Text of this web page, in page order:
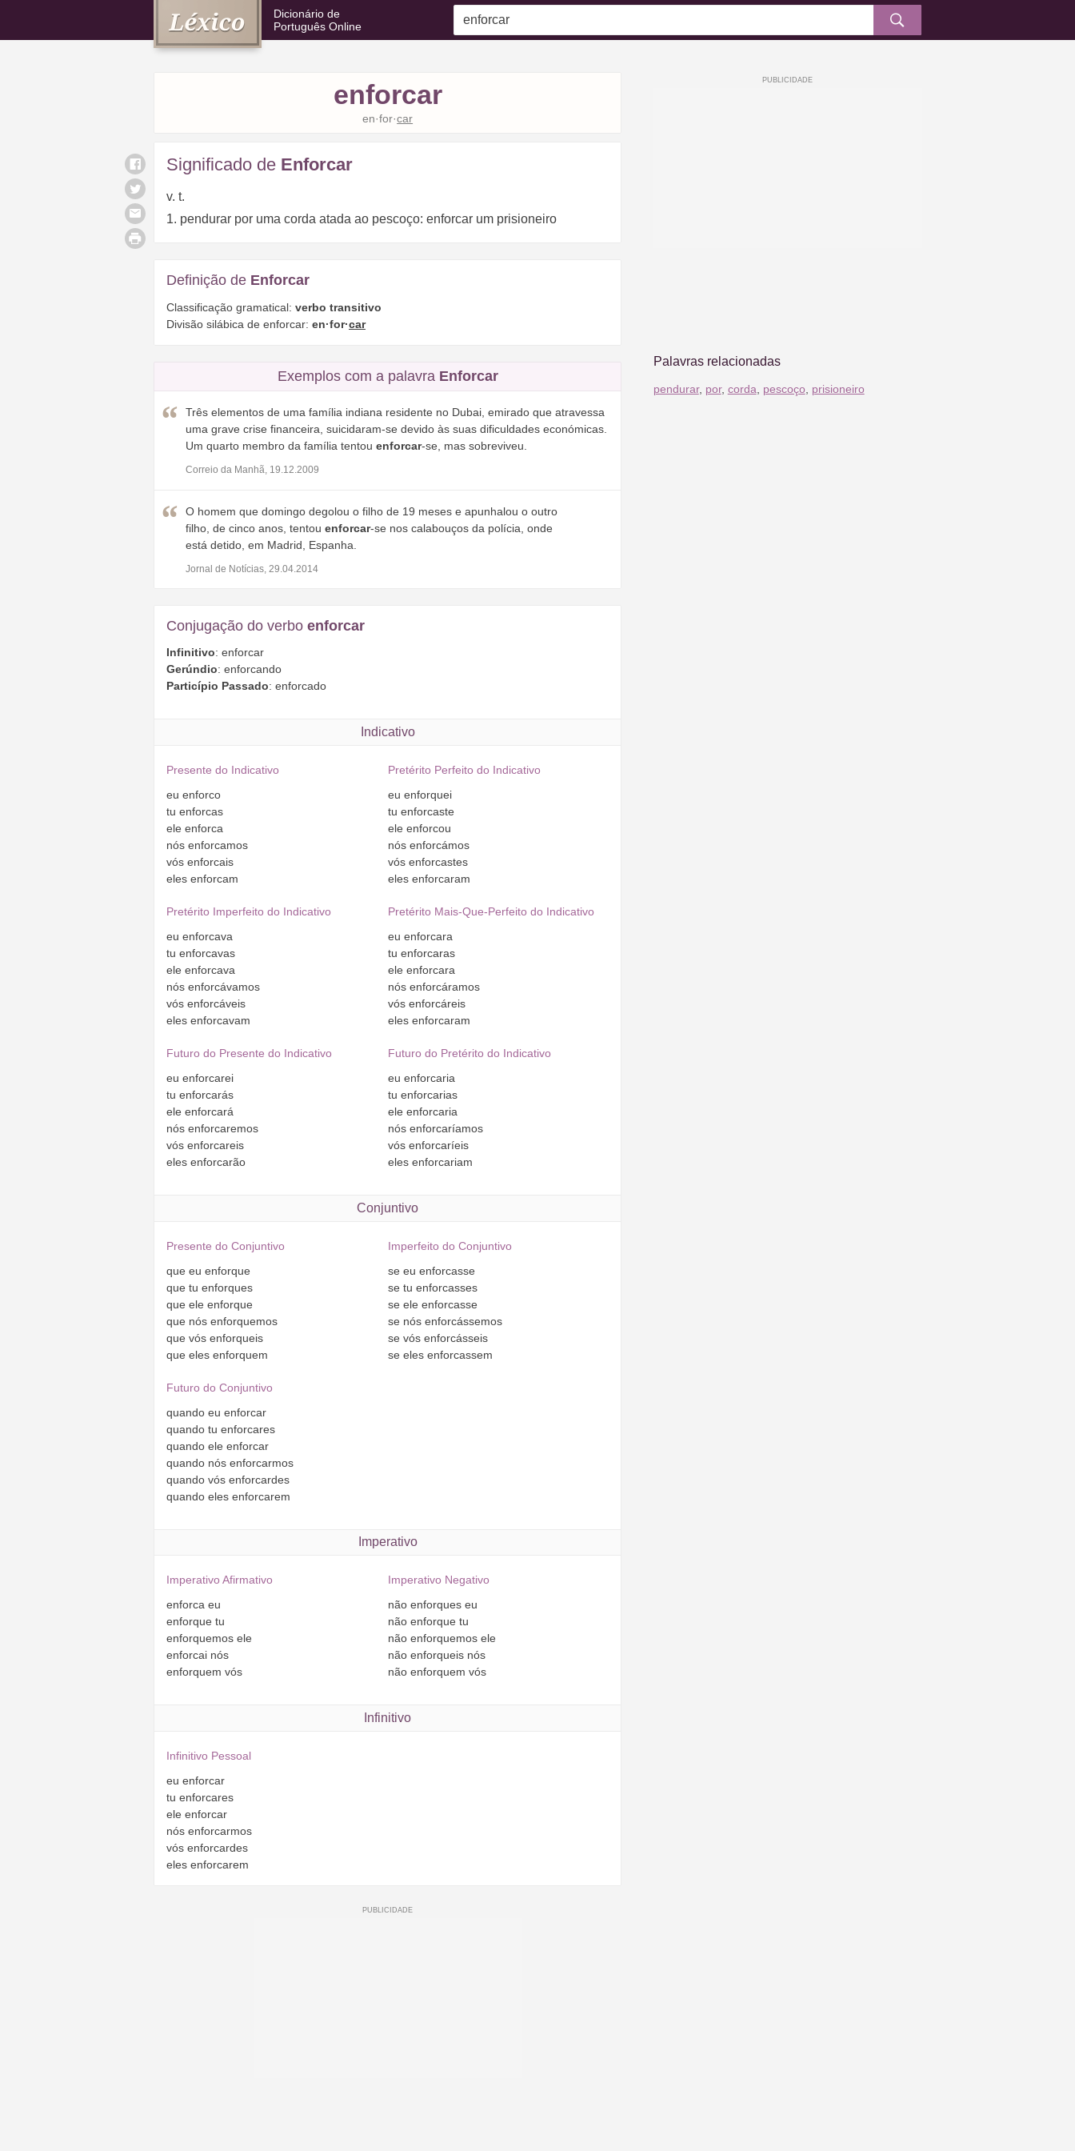
Dicionário de
Português Online
enforcar
en·for·car
Significado de Enforcar
v. t.
1. pendurar por uma corda atada ao pescoço: enforcar um prisioneiro
Definição de Enforcar
Classificação gramatical: verbo transitivo
Divisão silábica de enforcar: en·for·car
Exemplos com a palavra Enforcar
Três elementos de uma família indiana residente no Dubai, emirado que atravessa
uma grave crise financeira, suicidaram-se devido às suas dificuldades económicas.
Um quarto membro da família tentou enforcar-se, mas sobreviveu.
Correio da Manhã, 19.12.2009
O homem que domingo degolou o filho de 19 meses e apunhalou o outro
filho, de cinco anos, tentou enforcar-se nos calabouços da polícia, onde
está detido, em Madrid, Espanha.
Jornal de Notícias, 29.04.2014
Conjugação do verbo enforcar
Infinitivo: enforcar
Gerúndio: enforcando
Particípio Passado: enforcado
Indicativo
Presente do Indicativo
eu enforco
tu enforcas
ele enforca
nós enforcamos
vós enforcais
eles enforcam
Pretérito Perfeito do Indicativo
eu enforquei
tu enforcaste
ele enforcou
nósenforcámos
vósenforcastes
elesenforcaram
Pretérito Imperfeito do Indicativo
eu enforcava
tu enforcavas
ele enforcava
nós enforcávamos
vós enforcáveis
eles enforcavam
Pretérito Mais-Que-Perfeito do Indicativo
eu enforcara
tu enforcaras
ele enforcara
nósenforcáramos
vósenforcáreis
elesenforcaram
Futuro do Presente do Indicativo
eu enforcarei
tu enforcarás
ele enforcará
nós enforcaremos
vós enforcareis
eles enforcarão
Futuro do Pretérito do Indicativo
eu enforcaria
tu enforcarias
ele enforcaria
nósenforcaríamos
vósenforcaríeis
elesenforcariam
Conjuntivo
Presente do Conjuntivo
que eu enforque
que tu enforques
que ele enforque
que nós enforquemos
que vós enforqueis
que eles enforquem
Imperfeito do Conjuntivo
se eu enforcasse
se tu enforcasses
se ele enforcasse
se nósenforcássemos
se vósenforcásseis
se elesenforcassem
Futuro do Conjuntivo
quando eu enforcar
quando tu enforcares
quando ele enforcar
quando nós enforcarmos
quando vós enforcardes
quando eles enforcarem
Imperativo
Imperativo Afirmativo
enforca eu
enforque tu
enforquemos ele
enforcai nós
enforquem vós
Imperativo Negativo
nãoenforques eu
nãoenforque tu
nãoenforquemos ele
nãoenforqueis nós
nãoenforquem vós
Infinitivo
Infinitivo Pessoal
eu enforcar
tu enforcares
ele enforcar
nós enforcarmos
vós enforcardes
eles enforcarem
Palavras relacionadas
pendurar, por, corda pescoço, prisioneiro